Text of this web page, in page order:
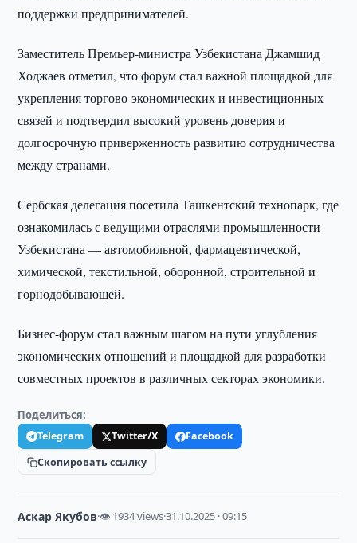
поддержки предпринимателей.
Заместитель Премьер-министра Узбекистана Джамшид
Ходжаев отметил, что форум стал важной площадкой для
укрепления торгово-экономических и инвестиционных
связей и подтвердил высокий уровень доверия и
долгосрочную приверженность развитию сотрудничества
между странами.
Сербская делегация посетила Ташкентский технопарк, где
ознакомилась с ведущими отраслями промышленности
Узбекистана — автомобильной, фармацевтической,
химической, текстильной, оборонной, строительной и
горнодобывающей.
Бизнес-форум стал важным шагом на пути углубления
экономических отношений и площадкой для разработки
совместных проектов в различных секторах экономики.
Поделиться:
Telegram Twitter/X
Facebook
Скопировать ссылку
Аскар Якубов·👁 1934 views·31.10.2025 · 09:15